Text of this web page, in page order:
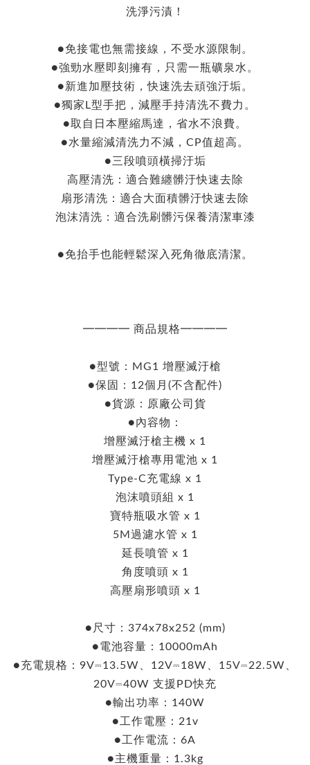
洗淨污漬！
●免接電也無需接線，不受水源限制。
●強勁水壓即刻擁有，只需一瓶礦泉水。
●新進加壓技術，快速洗去頑強汙垢。
●獨家L型手把，減壓手持清洗不費力。
●取自日本壓縮馬達，省水不浪費。
●水量縮減清洗力不減，CP值超高。
●三段噴頭橫掃汙垢
高壓清洗：適合難纏髒汙快速去除
扇形清洗：適合大面積髒汙快速去除
泡沫清洗：適合洗刷髒污保養清潔車漆
●免抬手也能輕鬆深入死角徹底清潔。
━━━━ 商品規格━━━━
●型號：MG1 增壓滅汙槍
●保固：12個月(不含配件)
●貨源：原廠公司貨
●內容物：
增壓滅汙槍主機 x 1
增壓滅汙槍專用電池 x 1
Type-C充電線 x 1
泡沫噴頭組 x 1
寶特瓶吸水管 x 1
5M過濾水管 x 1
延長噴管 x 1
角度噴頭 x 1
高壓扇形噴頭 x 1
●尺寸：374x78x252 (mm)
●電池容量：10000mAh
●充電規格：9V⎓13.5W、12V⎓18W、15V⎓22.5W、
20V⎓40W 支援PD快充
●輸出功率：140W
●工作電壓：21v
●工作電流：6A
●主機重量：1.3kg